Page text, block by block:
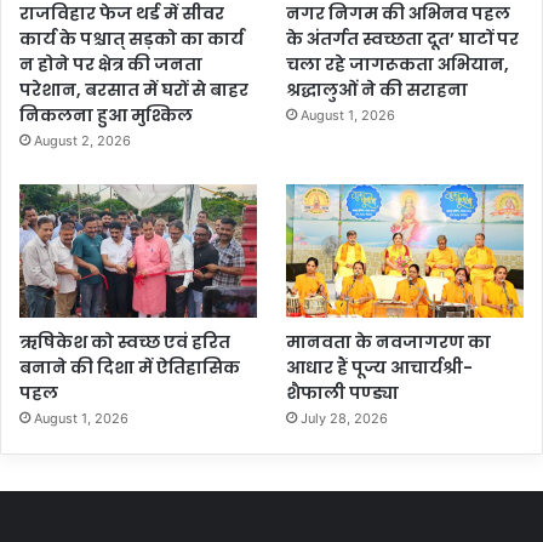
राजविहार फेज थर्ड में सीवर
कार्य के पश्चात् सड़को का कार्य
न होने पर क्षेत्र की जनता
परेशान, बरसात में घरों से बाहर
निकलना हुआ मुश्किल
August 2, 2026
नगर निगम की अभिनव पहल
के अंतर्गत स्वच्छता दूत’ घाटों पर
चला रहे जागरूकता अभियान,
श्रद्धालुओं ने की सराहना
August 1, 2026
ऋषिकेश को स्वच्छ एवं हरित
बनाने की दिशा में ऐतिहासिक
पहल
August 1, 2026
मानवता के नवजागरण का
आधार हैं पूज्य आचार्यश्री-
शैफाली पण्ड्या
July 28, 2026